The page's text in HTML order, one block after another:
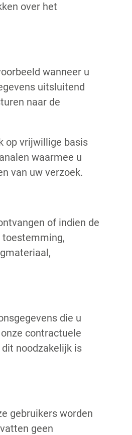
over het
wanneer u
uitsluitend
naar de
op vrijwillige basis
waarmee u
van uw verzoek.
of indien de
die u
contractuele
noodzakelijk is
gebruikers worden
geen